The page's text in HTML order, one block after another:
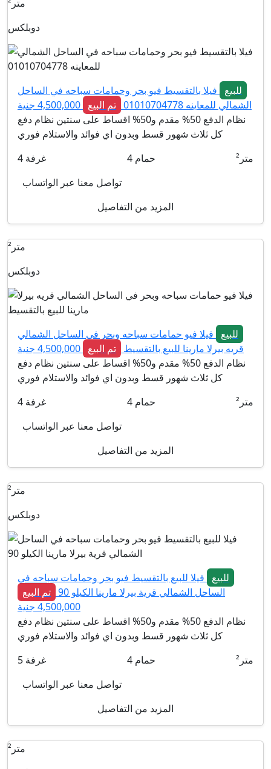
متر²
دوبلكس
للبيع
فيلا بالتقسيط فيو بحر وحمامات سباحه في الساحل
الشمالي للمعاينه 01010704778
تم البيع 4,500,000 جنية
نظام الدفع 50% مقدم و50% اقساط على سنتين نظام دفع
كل ثلاث شهور قسط وبدون اي فوائد والاستلام فوري
4 غرفة 4 حمام
متر²
تواصل معنا عبر الواتساب
المزيد من التفاصيل
متر²
دوبلكس
للبيع
فيلا فيو حمامات سباحه وبحر في الساحل الشمالي
قريه بيرلا مارينا للبيع بالتقسيط تم البيع 4,500,000 جنية
نظام الدفع 50% مقدم و50% اقساط على سنتين نظام دفع
كل ثلاث شهور قسط وبدون اي فوائد والاستلام فوري
4 غرفة 4 حمام
متر²
تواصل معنا عبر الواتساب
المزيد من التفاصيل
متر²
دوبلكس
للبيع
فيلا للبيع بالتقسيط فيو بحر وحمامات سباحه في
الساحل الشمالي قرية بيرلا مارينا الكيلو 90
تم البيع
4,500,000 جنية
نظام الدفع 50% مقدم و50% اقساط على سنتين نظام دفع
كل ثلاث شهور قسط وبدون اي فوائد والاستلام فوري
5 غرفة 4 حمام
متر²
تواصل معنا عبر الواتساب
المزيد من التفاصيل
متر²